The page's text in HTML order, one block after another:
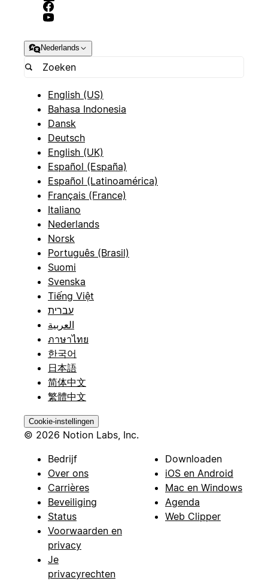
Nederlands
English (US)
Bahasa Indonesia
Dansk
Deutsch
English (UK)
Español (España)
Español (Latinoamérica)
Français (France)
Italiano
Nederlands
Norsk
Português (Brasil)
Suomi
Svenska
Tiếng Việt
עברית
العربية
ภาษาไทย
한국어
日本語
简体中文
繁體中文
Cookie-instellingen
© 2026 Notion Labs, Inc.
Bedrijf
Over ons
Carrières
Beveiliging
Status
Voorwaarden en
privacy
Je
privacyrechten
Downloaden
iOS en Android
Mac en Windows
Agenda
Web Clipper